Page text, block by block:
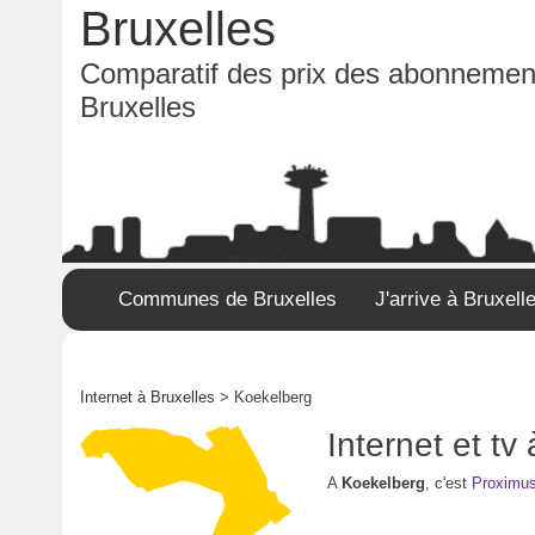
Bruxelles
Comparatif des prix des
Bruxelles
Communes de Bruxelles J'arrive à
Internet à Bruxelles > Koekelberg
Internet et tv
A Koekelberg, c'est